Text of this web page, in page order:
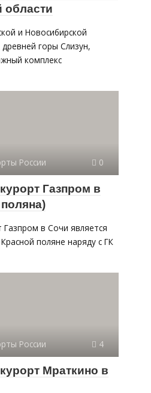
области
и Новосибирской
горы Слизун,
комплекс
России 0
Газпром в
в Сочи является
поляне наряду с ГК
России 4
Мраткино в